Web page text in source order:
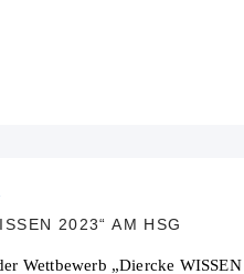
2023“ AM HSG
Wettbewerb „Diercke